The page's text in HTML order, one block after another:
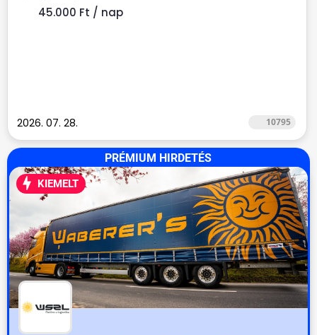
45.000 Ft / nap
2026. 07. 28. 10795
PRÉMIUM HIRDETÉS
KIEMELT